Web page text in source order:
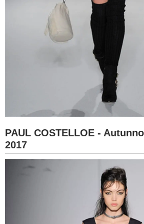
PAUL COSTELLOE -
2017